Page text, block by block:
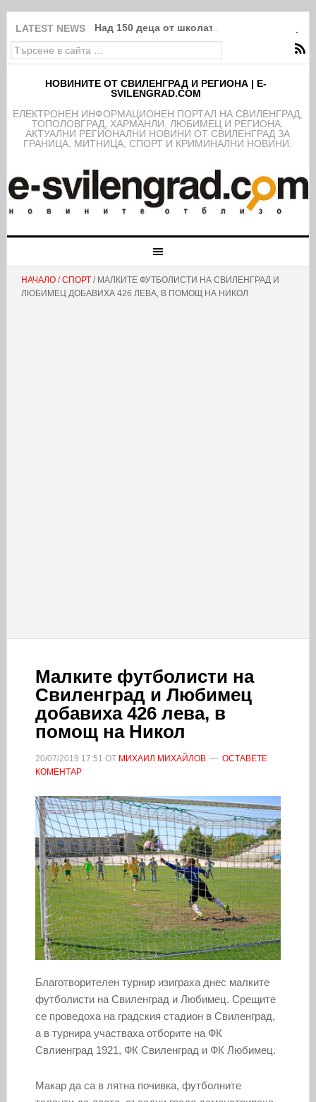
LATEST NEWS Над 150 деца от школата на ФК
НОВИНИТЕ ОТ СВИЛЕНГРАД И РЕГИОНА | E-
SVILENGRAD.COM
EЛЕКТРОНЕН ИНФОРМАЦИОНЕН ПОРТАЛ НА СВИЛЕНГРАД,
ТОПОЛОВГРАД, ХАРМАНЛИ, ЛЮБИМЕЦ И РЕГИОНА.
АКТУАЛНИ РЕГИОНАЛНИ НОВИНИ ОТ СВИЛЕНГРАД ЗА
ГРАНИЦА, МИТНИЦА, СПОРТ И КРИМИНАЛНИ НОВИНИ.
НАЧАЛО/СПОРТ/ МАЛКИТЕ ФУТБОЛИСТИ НА СВИЛЕНГРАД И
ЛЮБИМЕЦ ДОБАВИХА 426 ЛЕВА, В ПОМОЩ НА НИКОЛ
Малките футболисти на
Свиленград и Любимец
добавиха 426 лева, в
помощ на Никол
20/07/2019 17:51 ОТ МИХАИЛ МИХАЙЛОВ
ОСТАВЕТЕ
КОМЕНТАР
Благотворителен турнир изиграха днес малките
футболисти на Свиленград и Любимец. Срещите
се проведоха на градския стадион в Свиленград,
а в турнира участваха отборите на ФК
Свлиенград 1921, ФК Свиленград и ФК Любимец.
Макар да са в лятна почивка, футболните